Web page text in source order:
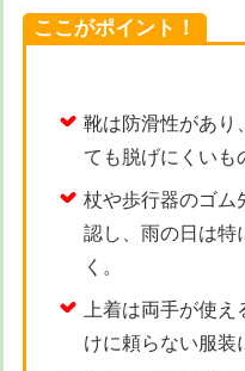
ここがポイント！
靴は防滑性があり
ても脱げにくいも
杖や歩行器のゴム
認し、雨の日は特
く。
上着は両手が使
けに頼らない服装